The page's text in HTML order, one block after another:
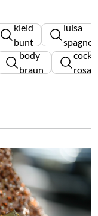
kleid
bunt
luisa
spagnoli
body
braun
rosa